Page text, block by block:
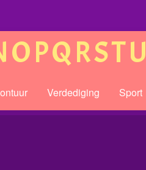
OPQRSTU
Verdediging Sport